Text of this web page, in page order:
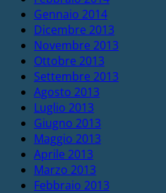
Gennaio 2014
Dicembre 2013
Novembre 2013
Ottobre 2013
Settembre 2013
Agosto 2013
Luglio 2013
Giugno 2013
Maggio 2013
Aprile 2013
Marzo 2013
Febbraio 2013